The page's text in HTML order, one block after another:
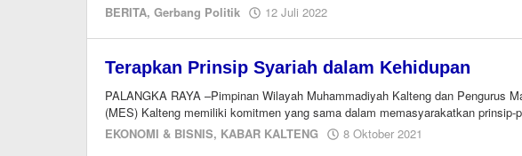
BERITA, Gerbang Politik 12 Juli 2022
Terapkan Prinsip Syariah dalam Kehidupan
PALANGKA RAYA –Pimpinan Wilayah Muhammadiyah Kalteng dan Pengurus
(MES) Kalteng memiliki komitmen yang sama dalam memasyarakatkan prinsip-
EKONOMI & BISNIS, KABAR KALTENG 8 Oktober 2021